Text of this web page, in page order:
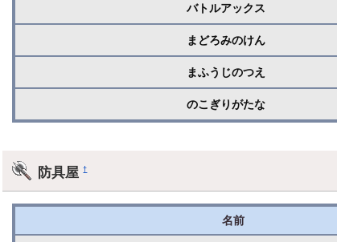
バトルアックス
まどろみのけん
まふうじのつえ
のこぎりがたな
防具屋†
名前